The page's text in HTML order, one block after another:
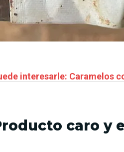
interesarle: Caramelos
caro y